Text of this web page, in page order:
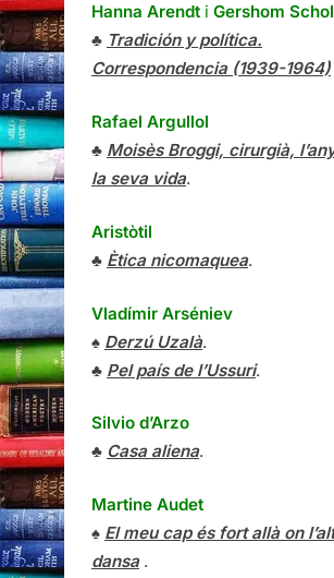
Hanna Arendt i Gershom
♣ Tradición y política.
Correspondencia (1939-1964)
Rafael Argullol
♣ Moisès Broggi, cirurgià,
la seva vida.
Aristòtil
♣ Ètica nicomaquea.
Vladímir Arséniev
♠ Derzú Uzalà.
♣ Pel país de l’Ussuri.
Silvio d’Arzo
♣ Casa aliena.
Martine Audet
♠ El meu cap és fort allà on
dansa.